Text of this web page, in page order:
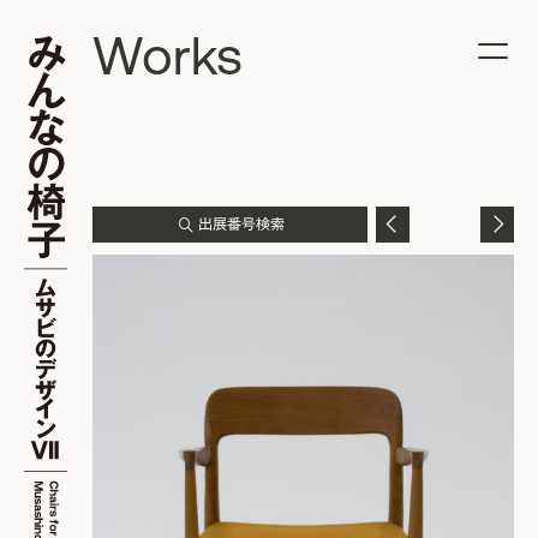
Works
出展番号検索